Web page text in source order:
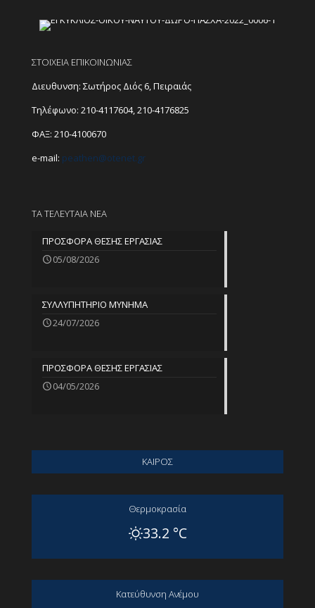
ΣΤΟΙΧΕΙΑ ΕΠΙΚΟΙΝΩΝΙΑΣ
Διευθυνση: Σωτήρος Διός 6, Πειραιάς
Τηλέφωνο: 210-4117604,210-4176825
ΦΑΞ: 210-4100670
e-mail: peathen@otenet.gr
ΤΑ ΤΕΛΕΥΤΑΙΑ ΝΕΑ
ΠΡΟΣΦΟΡΑ ΘΕΣΗΣ ΕΡΓΑΣΙΑΣ
05/08/2026
ΣΥΛΛΥΠΗΤΗΡΙΟ ΜΥΝΗΜΑ
24/07/2026
ΠΡΟΣΦΟΡΑ ΘΕΣΗΣ ΕΡΓΑΣΙΑΣ
04/05/2026
ΚΑΙΡΟΣ
Θερμοκρασία
33.2 °C
Kατεύθυνση Aνέμου